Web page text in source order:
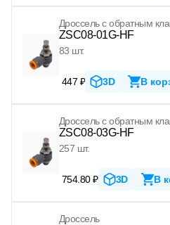
Дроссель с обратным
ZSC08-01G-HF
83 шт.
447 ₽ 3D В
Дроссель с обратным
ZSC08-03G-HF
257 шт.
754.80 ₽ 3D В
Дроссель